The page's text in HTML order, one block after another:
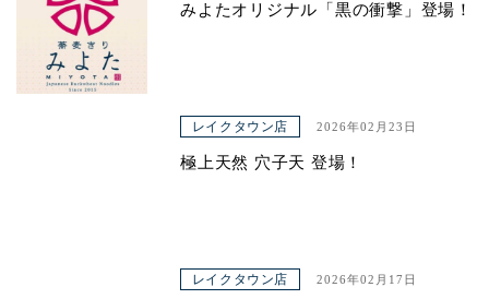
みよたオリジナル「黒の衝撃」登場！
レイクタウン店 2026年02月23日
極上天然 穴子天 登場！
レイクタウン店 2026年02月17日